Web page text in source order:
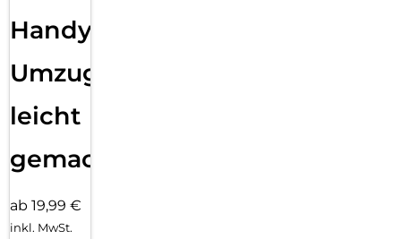
Handy
Umzug
leicht
gemacht!
ab 19,99 €
inkl. MwSt.